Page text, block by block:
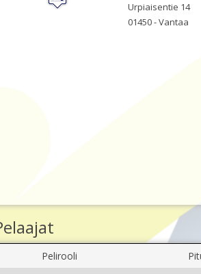
Urpiaisentie 14
01450 -Vantaa
Pelirooli